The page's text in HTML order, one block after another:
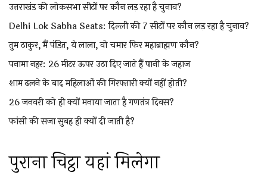
उत्तराखंड की लोकसभा सीटों पर कौन लड़ रहा है चुनाव?
Delhi Lok Sabha Seats: दिल्ली की 7 सीटों पर कौन लड़ रहा है चुनाव?
तुम ठाकुर, मैं पंडित, ये लाला, वो चमार फिर महाब्राह्मण कौन?
पनामा नहर: 26 मीटर ऊपर उठा दिए जाते हैं पानी के जहाज
शाम ढलने के बाद महिलाओं की गिरफ्तारी क्यों नहीं होती?
26 जनवरी को ही क्यों मनाया जाता है गणतंत्र दिवस?
फांसी की सजा सुबह ही क्यों दी जाती है?
पुराना चिट्ठा यहां मिलेगा